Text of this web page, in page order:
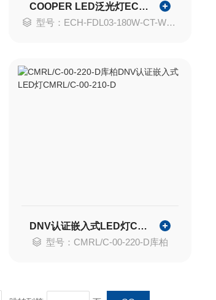
COOPER LED泛光灯ECH-FDL03-150W-MT-W
型号：ECH-FDL03-180W-CT-W库柏
DNV认证嵌入式LED灯CMRL/C-00-210-D
型号：CMRL/C-00-220-D库柏